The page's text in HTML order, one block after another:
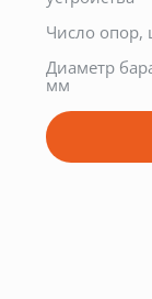
Число опор,
Диаметр
мм